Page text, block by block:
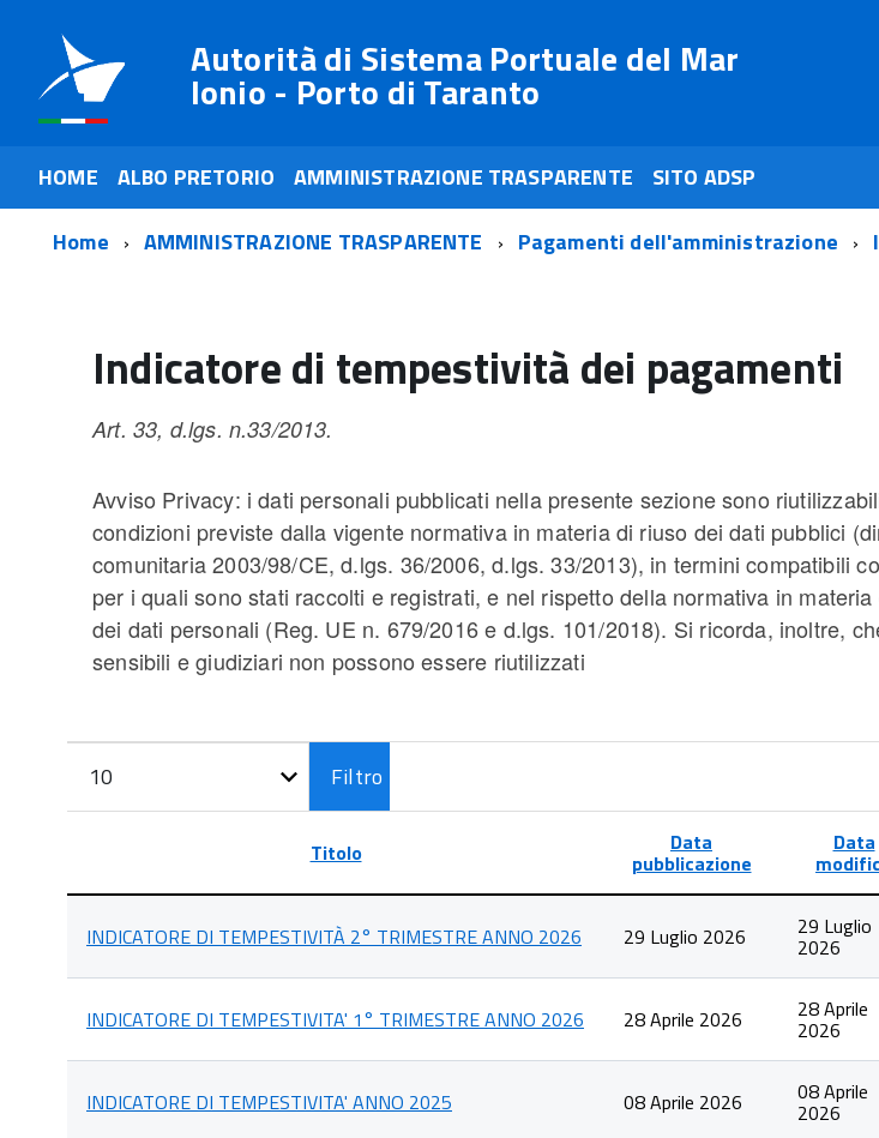
Autorità di Sistema Portuale del Mar
Ionio - Porto di Taranto
HOME ALBO PRETORIO AMMINISTRAZIONE TRASPARENTE
SITO ADSP
Home
AMMINISTRAZIONE TRASPARENTE Pagamenti dell'amministrazione
Indicatore di tempestività dei pagamenti
Art. 33, d.lgs. n.33/2013.
Avviso Privacy: i dati personali pubblicati nella presente sezione sono
condizioni previste dalla vigente normativa in materia di riuso dei dati pubblici
comunitaria 2003/98/CE, d.lgs. 36/2006, d.lgs. 33/2013), in termini compatibili
per i quali sono stati raccolti e registrati, e nel rispetto della normativa in
dei dati personali (Reg. UE n. 679/2016 e d.lgs. 101/2018). Si ricorda, inoltre,
sensibili e giudiziari non possono essere riutilizzati
Filtri
Filtro
degli
articoli
nella
Indicatore
tempestività
pagamenti
Titolo Data
pubblicazione
Data
INDICATORE DI TEMPESTIVITÀ 2° TRIMESTRE ANNO 2026 29 Luglio 2026 29 Luglio
2026
INDICATORE DI TEMPESTIVITA' 1° TRIMESTRE ANNO 2026 28 Aprile 2026 28 Aprile
2026
INDICATORE DI TEMPESTIVITA' ANNO 2025 08 Aprile 2026 08 Aprile
2026